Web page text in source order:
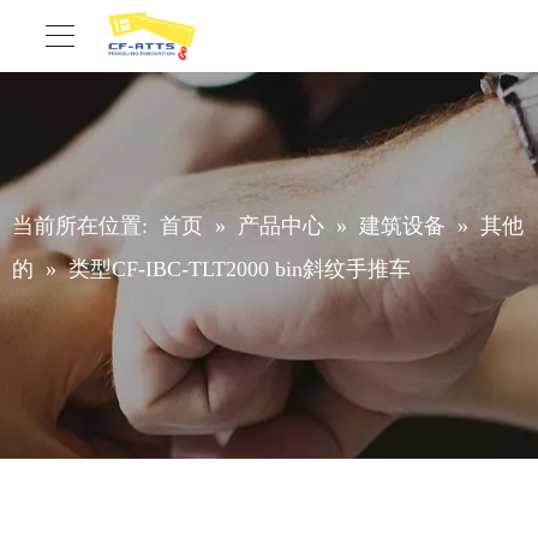
当前所在位置: 首页 » 产品中心 » 建筑设备 » 其他
的 » 类型CF-IBC-TLT2000 bin斜纹手推车